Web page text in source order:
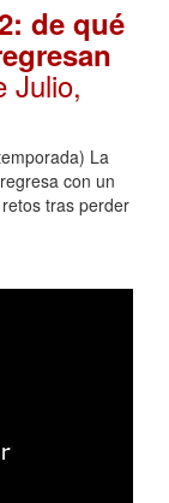
de qué
Julio,
La
con un
tras perder